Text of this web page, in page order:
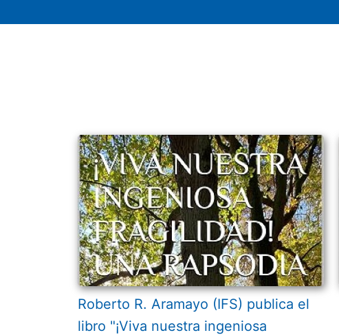
Roberto R. Aramayo (IFS) publica el
libro "¡Viva nuestra ingeniosa